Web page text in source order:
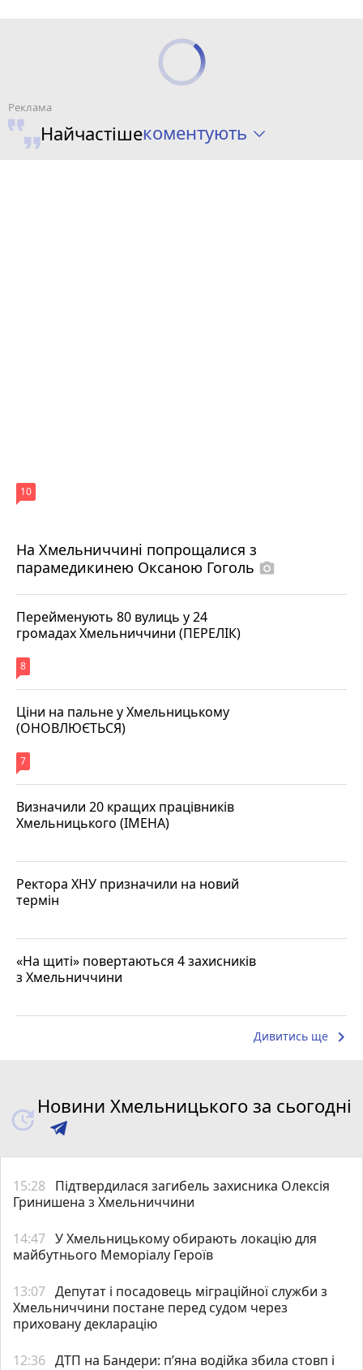
Найчастішекоментують
На Хмельниччині попрощалися з
парамедикинею Оксаною Гоголь photo_camera
10
Перейменують 80 вулиць у 24
громадах Хмельниччини (ПЕРЕЛІК)
8
Ціни на пальне у Хмельницькому
(ОНОВЛЮЄТЬСЯ)
7
Визначили 20 кращих працівників
Хмельницького (ІМЕНА)
Ректора ХНУ призначили на новий
термін
«На щиті» повертаються 4 захисників
з Хмельниччини
Дивитись ще keyboard_arrow_right
Новини Хмельницького за сьогодні
15:28
Підтвердилася загибель захисника Олексія
Гринишена з Хмельниччини
14:47 У Хмельницькому обирають локацію для
майбутнього Меморіалу Героїв
13:07 Депутат і посадовець міграційної служби з
Хмельниччини постане перед судом через
приховану декларацію
12:36 ДТП на Бандери: пʼяна водійка збила стовп і